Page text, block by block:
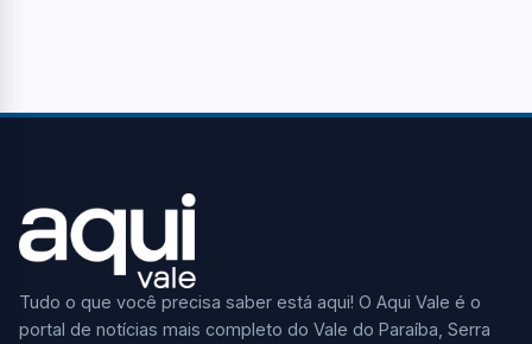
Tudo o que você precisa saber está aqui! O Aqui Vale é o
portal de notícias mais completo do Vale do Paraíba, Serra